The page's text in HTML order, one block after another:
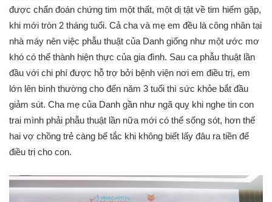
được chẩn đoán chứng tim một thất, một dị tật về tim hiếm gặp,
khi mới tròn 2 tháng tuổi. Cả cha và mẹ em đều là công nhân tại
nhà máy nên việc phẫu thuật của Danh giống như một ước mơ
khó có thể thành hiện thực của gia đình. Sau ca phẫu thuật lần
đầu với chi phí được hỗ trợ bởi bệnh viện nơi em điều trị, em
lớn lên bình thường cho đến năm 3 tuổi thì sức khỏe bắt đầu
giảm sút. Cha mẹ của Danh gần như ngã quỵ khi nghe tin con
trai mình phải phẫu thuật lần nữa mới có thể sống sót, hơn thế
hai vợ chồng trẻ càng bế tắc khi không biết lấy đâu ra tiền để
điều trị cho con.